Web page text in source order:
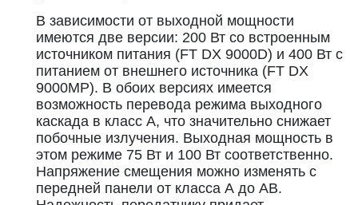
В зависимости от выходной мощности
имеются две версии: 200 Вт со встроенным
источником питания (FT DX 9000D) и 400 Вт с
питанием от внешнего источника (FT DX
9000MP). В обоих версиях имеется
возможность перевода режима выходного
каскада в класс А, что значительно снижает
побочные излучения. Выходная мощность в
этом режиме 75 Вт и 100 Вт соответственно.
Напряжение смещения можно изменять с
передней панели от класса А до АВ.